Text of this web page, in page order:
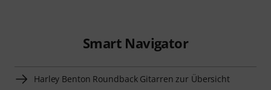
Smart Navigator
Harley Benton Roundback Gitarren zur Übersicht